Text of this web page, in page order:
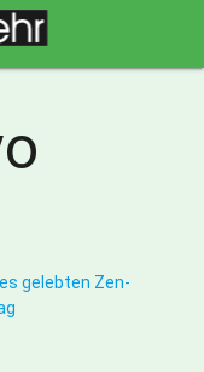
gelebten Zen-